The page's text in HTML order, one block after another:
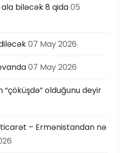
ala biləcək 8 qida05
07 May 2026
07 May 2026
“çöküşdə” olduğunu deyir
– Ermənistandan nə